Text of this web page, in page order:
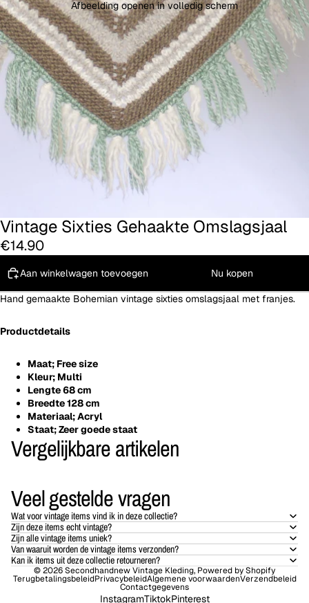
Afbeelding openen in volledig scherm
Vintage Sixties Gehaakte Omslagsjaal
€14.90
Aan winkelwagen toevoegen Nu kopen
Hand gemaakte Bohemian vintage sixties omslagsjaal met franjes.
Productdetails
Maat; Free size
Kleur; Multi
Lengte 68 cm
Breedte 128 cm
Materiaal; Acryl
Staat; Zeer goede staat
Vergelijkbare artikelen
Veel gestelde vragen
Wat voor vintage items vind ik in deze collectie?
Zijn deze items echt vintage?
Zijn alle vintage items uniek?
Van waaruit worden de vintage items verzonden?
Kan ik items uit deze collectie retourneren?
© 2026Secondhandnew Vintage Kleding, Powered by Shopify
TerugbetalingsbeleidPrivacybeleidAlgemene voorwaardenVerzendbeleid
Contactgegevens
InstagramTiktokPinterest